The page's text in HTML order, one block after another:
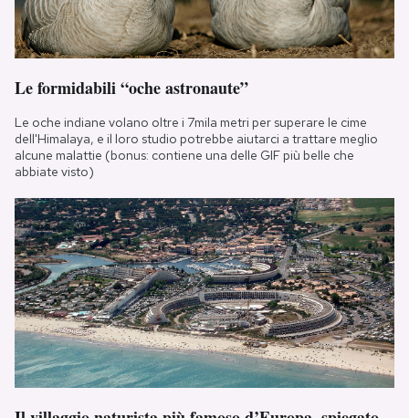
Le formidabili “oche astronaute”
Le oche indiane volano oltre i 7mila metri per superare le cime
dell'Himalaya, e il loro studio potrebbe aiutarci a trattare meglio
alcune malattie (bonus: contiene una delle GIF più belle che
abbiate visto)